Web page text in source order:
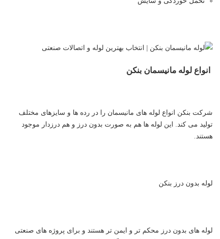
انواع لوله مانیسمان بنکن
شرکت بنکن انواع لوله های مانیسمان را در رده ها و سایزهای مختلف
تولید می کند. این لوله ها هم به صورت بدون درز و هم درزدار موجود
هستند.
لوله بدون درز بنکن
لوله های بدون درز محکم تر و ایمن تر هستند و برای پروژه های صنعتی